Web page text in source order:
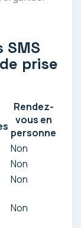
SMS
prise
Rendez-
vous en
personne
Non
Non
Non
Non